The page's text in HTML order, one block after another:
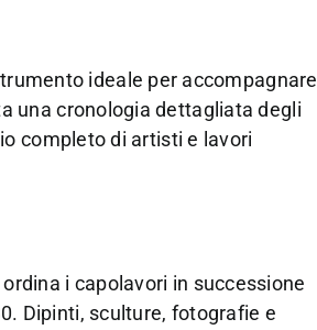
ideale per accompagnare
una cronologia dettagliata degli
completo di artisti e lavori
i capolavori in successione
Dipinti, sculture, fotografie e